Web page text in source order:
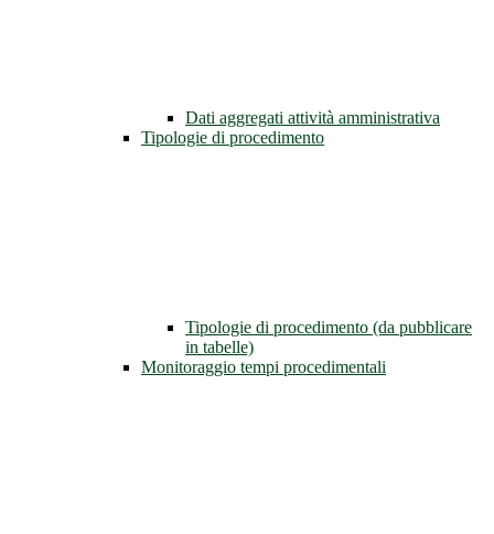
Dati aggregati attività amministrativa
Tipologie di procedimento
Tipologie di procedimento (da pubblicare
in tabelle)
Monitoraggio tempi procedimentali